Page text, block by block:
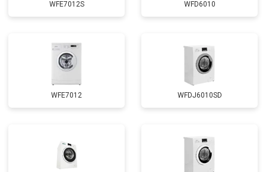
WFE7012S WFD6010
WFE7012 WFDJ6010SD